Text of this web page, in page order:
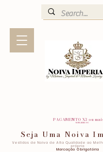
PAGAMENTO X3 ou
SEM JUROS!
Seja Uma Noiva
Vestidos de Noiva de Alta Qualidade ao
própria
Marcação Obrigatória